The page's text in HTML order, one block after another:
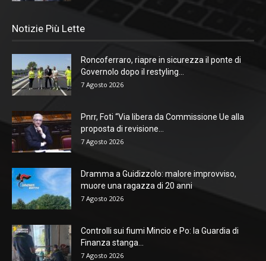
Notizie Più Lette
Roncoferraro, riapre in sicurezza il ponte di
Governolo dopo il restyling...
7 Agosto 2026
Pnrr, Foti “Via libera da Commissione Ue alla
proposta di revisione...
7 Agosto 2026
Dramma a Guidizzolo: malore improvviso,
muore una ragazza di 20 anni
7 Agosto 2026
Controlli sui fiumi Mincio e Po: la Guardia di
Finanza stanga...
7 Agosto 2026